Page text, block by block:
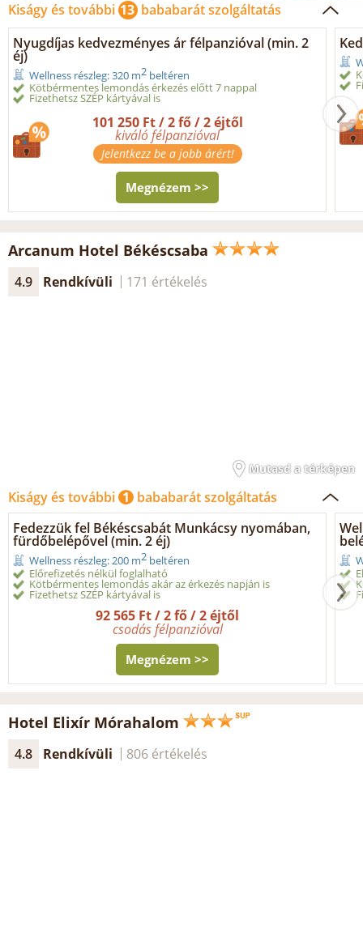
Kiságy és további 13 bababarát szolgáltatás
Nyugdíjas kedvezményes ár félpanzióval (min. 2
éj)
Wellness részleg: 320 m2 beltéren
Kötbérmentes lemondás érkezés előtt 7 nappal
Fizethetsz SZÉP kártyával is
101 250 Ft / 2 fő / 2 éjtől
kiváló félpanzióval
Jelentkezz be a jobb árért!
Megnézem >>
Arcanum Hotel Békéscsaba
4.9 Rendkívüli 171 értékelés
Mutasd a térképen
Kiságy és további 1 bababarát szolgáltatás
Fedezzük fel Békéscsabát Munkácsy nyomában,
fürdőbelépővel (min. 2 éj)
Wellness részleg: 200 m2 beltéren
Előrefizetés nélkül foglalható
Kötbérmentes lemondás akár az érkezés napján is
Fizethetsz SZÉP kártyával is
92 565 Ft / 2 fő / 2 éjtől
csodás félpanzióval
Megnézem >>
Hotel Elixír Mórahalom
4.8 Rendkívüli 806 értékelés